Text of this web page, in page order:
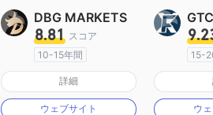
DBG MARKETS
8.81 スコア
10-15年間
オーストラリア規制
マーケットメイキングライセンス（MM）
詳細
ウェブサイト
15-
イギ
ウ